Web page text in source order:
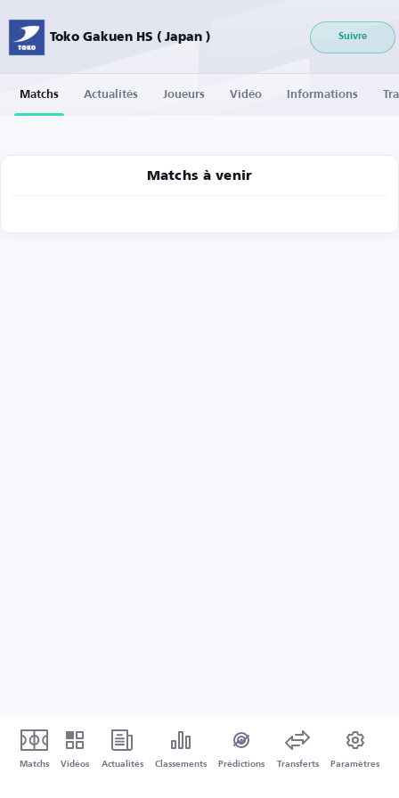
Toko Gakuen HS ( Japan ) Suivre
Matchs Actualités Joueurs Vidéo Informations
Matchs à venir
Matchs Vidéos Actualités Classements Prédictions Transferts Paramètres